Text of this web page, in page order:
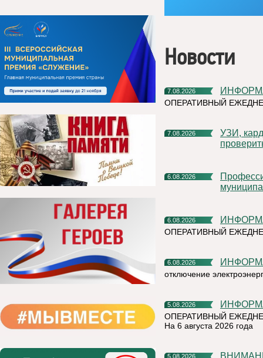
Новости
7.08.2026
ОПЕРАТИВНЫЙ
7.08.2026
УЗИ, кардиочек-ап и флюорограф: что можно успеть
6.08.2026
Профессиональное развитие в цифровом университете
6.08.2026
ОПЕРАТИВНЫЙ
6.08.2026
отключение
5.08.2026
ОПЕРАТИВНЫЙ
На 6 августа 2026 года
5.08.2026